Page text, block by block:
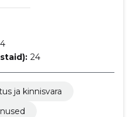
4
24
ja kinnisvara